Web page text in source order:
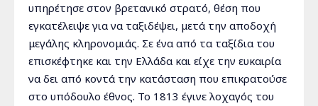
υπηρέτησε στον βρετανικό στρατό, θέση που
εγκατέλειψε για να ταξιδέψει, μετά την αποδοχή
μεγάλης κληρονομιάς. Σε ένα από τα ταξίδια του
επισκέφτηκε και την Ελλάδα και είχε την ευκαιρία
να δει από κοντά την κατάσταση που επικρατούσε
στο υπόδουλο έθνος. Το 1813 έγινε λοχαγός του